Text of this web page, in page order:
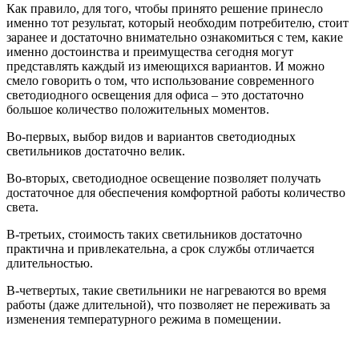
Как правило, для того, чтобы принято решение принесло
именно тот результат, который необходим потребителю, стоит
заранее и достаточно внимательно ознакомиться с тем, какие
именно достоинства и преимущества сегодня могут
представлять каждый из имеющихся вариантов. И можно
смело говорить о том, что использование современного
светодиодного освещения для офиса – это достаточно
большое количество положительных моментов.
Во-первых, выбор видов и вариантов светодиодных
светильников достаточно велик.
Во-вторых, светодиодное освещение позволяет получать
достаточное для обеспечения комфортной работы количество
света.
В-третьих, стоимость таких светильников достаточно
практична и привлекательна, а срок службы отличается
длительностью.
В-четвертых, такие светильники не нагреваются во время
работы (даже длительной), что позволяет не переживать за
изменения температурного режима в помещении.